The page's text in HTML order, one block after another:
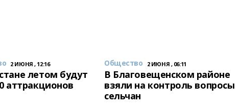
2 ИЮНЯ , 12:16
летом будут
аттракционов
Общество 2 ИЮНЯ , 06:11
В Благовещенском районе
взяли на контроль вопросы
сельчан